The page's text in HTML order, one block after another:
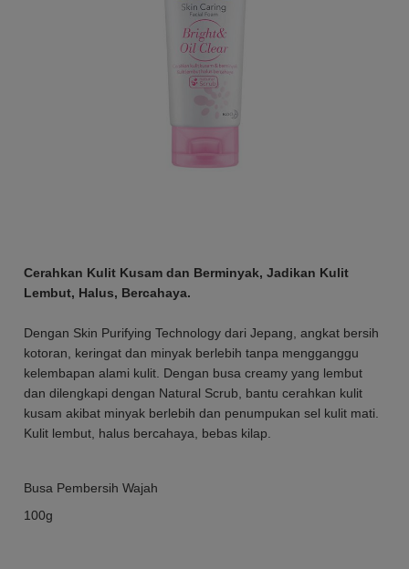
Cerahkan Kulit Kusam dan Berminyak, Jadikan Kulit
Lembut, Halus, Bercahaya.
Dengan Skin Purifying Technology dari Jepang, angkat bersih
kotoran, keringat dan minyak berlebih tanpa mengganggu
kelembapan alami kulit. Dengan busa creamy yang lembut
dan dilengkapi dengan Natural Scrub, bantu cerahkan kulit
kusam akibat minyak berlebih dan penumpukan sel kulit mati.
Kulit lembut, halus bercahaya, bebas kilap.
Busa Pembersih Wajah
100g